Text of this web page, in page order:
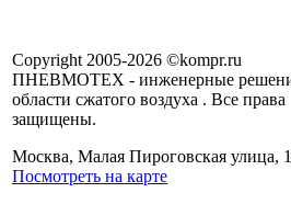
Copyright 2005-2026 ©kompr.ru
ПНЕВМОТЕХ - инженерные
области сжатого воздуха . Все права
защищены.
Москва, Малая Пироговская улица,
Посмотреть на карте